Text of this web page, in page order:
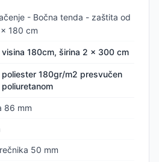
- Bočna tenda - zaštita od
180 cm
visina 180cm, širina 2 x 300 cm
poliester 180gr/m2 presvučen
poliuretanom
86 mm
50 mm